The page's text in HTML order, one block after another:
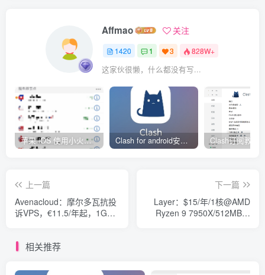
Affmao 关注
1420 1 3 828W+
这家伙很懒，什么都没有写...
苹果 iOS 使用小火箭(shadowrocket)新手教程 Clash for android安卓客户端保姆级新手使用教程
上一篇
Avenacloud：摩尔多瓦抗投
诉VPS，€11.5/年起，1G内
下一篇
Layer：$15/年/1核@AMD
Ryzen 9 7950X/512MB内
相关推荐